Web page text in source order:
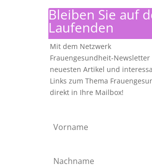
Bleiben Sie auf
Laufenden
Mit dem Netzwerk
Frauengesundheit-Newsletter
neuesten Artikel und
Links zum Thema
direkt in Ihre Mailbox!